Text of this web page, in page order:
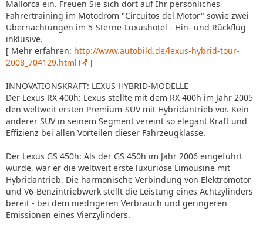
Mallorca ein. Freuen Sie sich dort auf Ihr persönliches
Fahrertraining im Motodrom "Circuitos del Motor" sowie zwei
Übernachtungen im 5-Sterne-Luxushotel - Hin- und Rückflug
inklusive.
[ Mehr erfahren: http://www.autobild.de/lexus-hybrid-tour-
2008_704129.html
]
INNOVATIONSKRAFT: LEXUS HYBRID-MODELLE
Der Lexus RX 400h: Lexus stellte mit dem RX 400h im Jahr 2005
den weltweit ersten Premium-SUV mit Hybridantrieb vor. Kein
anderer SUV in seinem Segment vereint so elegant Kraft und
Effizienz bei allen Vorteilen dieser Fahrzeugklasse.
Der Lexus GS 450h: Als der GS 450h im Jahr 2006 eingeführt
wurde, war er die weltweit erste luxuriöse Limousine mit
Hybridantrieb. Die harmonische Verbindung von Elektromotor
und V6-Benzintriebwerk stellt die Leistung eines Achtzylinders
bereit - bei dem niedrigeren Verbrauch und geringeren
Emissionen eines Vierzylinders.